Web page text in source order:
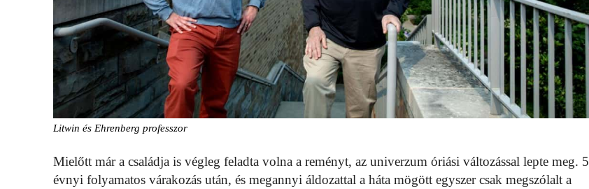
Litwin és Ehrenberg professzor
Mielőtt már a családja is végleg feladta volna a reményt, az univerzum óriási változással lepte meg. 5
évnyi folyamatos várakozás után, és megannyi áldozattal a háta mögött egyszer csak megszólalt a